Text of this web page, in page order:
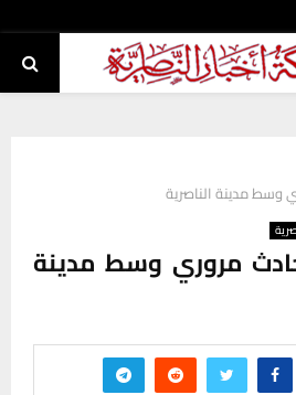
مدينة الناصرية
مروري وسط مدينة